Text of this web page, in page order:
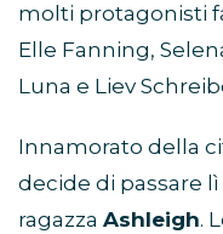
molti protagonisti
Elle Fanning,
Luna e Liev
Innamorato della
decide di passare
ragazza Ashleigh.